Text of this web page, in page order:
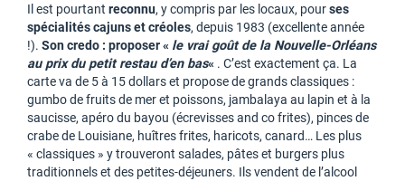
Il est pourtant reconnu, y compris par les locaux, pourses
spécialités cajuns et créoles, depuis 1983 (excellente année
!). Son credo : proposer « le vrai goût de la Nouvelle-Orléans
au prix du petit restau d’en bas« . C’est exactement ça. La
carte va de 5 à 15 dollars et propose de grands classiques :
gumbo de fruits de mer et poissons, jambalaya au lapin et à la
saucisse, apéro du bayou (écrevisses and co frites), pinces de
crabe de Louisiane, huîtres frites, haricots, canard… Les plus
« classiques » y trouveront salades, pâtes et burgers plus
traditionnels et des petites-déjeuners. Ils vendent de l’alcool